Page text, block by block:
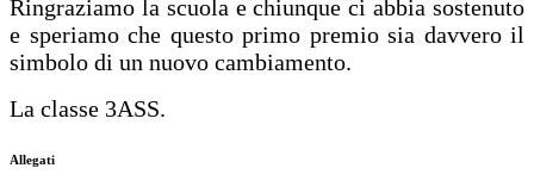
Ringraziamo la scuola e chiunque ci abbia sostenuto
e speriamo che questo primo premio sia davvero il
simbolo di un nuovo cambiamento.
La classe 3ASS.
Allegati